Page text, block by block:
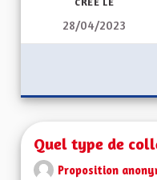
28/04/2023
Quel type de
Proposition